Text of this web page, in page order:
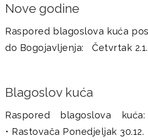
Nove godine
Raspored blagoslova kuća
do Bogojavljenja: Četvrtak
Blagoslov kuća
Raspored blagoslova
• Rastovača Ponedjeljak 30.12.